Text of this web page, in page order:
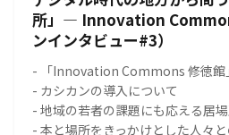
所」― Innovation
ンインタビュー#3）
- 「Innovation Commons 修徳館
- カシカンの導入について
- 地域の若者の課題にも応える居
- 本と場所をきっかけとした人々